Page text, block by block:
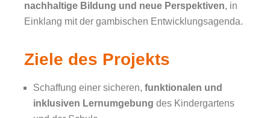
nachhaltige Bildung und neue Perspektiven, in
Einklang mit der gambischen Entwicklungsagenda.
Ziele des Projekts
Schaffung einer sicheren, funktionalen und
inklusiven Lernumgebung des Kindergartens